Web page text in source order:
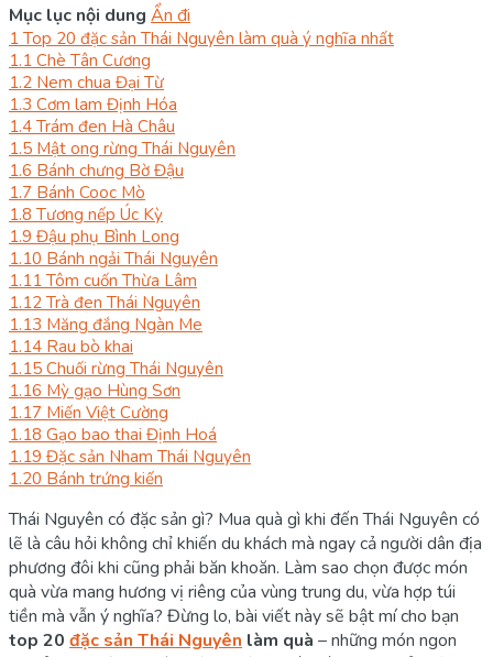
Mục lục nội dung Ẩn đi
1 Top 20 đặc sản Thái Nguyên làm quà ý nghĩa nhất
1.1 Chè Tân Cương
1.2 Nem chua Đại Từ
1.3 Cơm lam Định Hóa
1.4 Trám đen Hà Châu
1.5 Mật ong rừng Thái Nguyên
1.6 Bánh chưng Bờ Đậu
1.7 Bánh Cooc Mò
1.8 Tương nếp Úc Kỳ
1.9 Đậu phụ Bình Long
1.10 Bánh ngải Thái Nguyên
1.11 Tôm cuốn Thừa Lâm
1.12 Trà đen Thái Nguyên
1.13 Măng đắng Ngàn Me
1.14 Rau bò khai
1.15 Chuối rừng Thái Nguyên
1.16 Mỳ gạo Hùng Sơn
1.17 Miến Việt Cường
1.18 Gạo bao thai Định Hoá
1.19 Đặc sản Nham Thái Nguyên
1.20 Bánh trứng kiến
Thái Nguyên có đặc sản gì? Mua quà gì khi đến Thái Nguyên có
lẽ là câu hỏi không chỉ khiến du khách mà ngay cả người dân địa
phương đôi khi cũng phải băn khoăn. Làm sao chọn được món
quà vừa mang hương vị riêng của vùng trung du, vừa hợp túi
tiền mà vẫn ý nghĩa? Đừng lo, bài viết này sẽ bật mí cho bạn
top 20 đặc sản Thái Nguyên làm quà – những món ngon